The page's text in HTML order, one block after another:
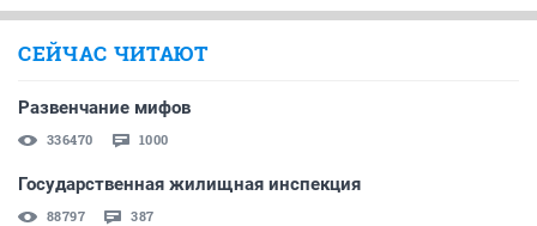
СЕЙЧАС ЧИТАЮТ
Развенчание мифов
336470 1000
Государственная жилищная инспекция
88797 387